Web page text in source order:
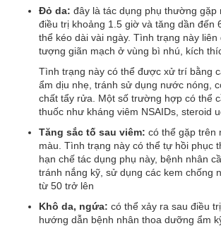
Đỏ da: đây là tác dụng phụ thường gặp
điều trị khoảng 1.5 giờ và tăng dần đến
thể kéo dài vài ngày. Tình trạng này liên
tượng giãn mạch ở vùng bì nhú, kích
Tình trạng này có thể được xử trí bằng
ẩm dịu nhẹ, tránh sử dụng nước nóng,
chất tẩy rửa. Một số trường hợp có thể
thuốc như kháng viêm NSAIDs, steroid
Tăng sắc tố sau viêm: có thể gặp trên
màu. Tình trạng này có thể tự hồi phục
hạn chế tác dụng phụ này, bệnh nhân
tránh nắng kỹ, sử dụng các kem chống
từ 50 trở lên
Khô da, ngứa: có thể xảy ra sau điều
hướng dẫn bệnh nhân thoa dưỡng ẩm